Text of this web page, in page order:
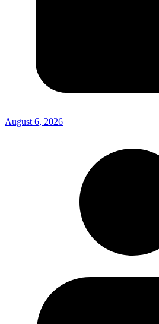
August 6, 2026